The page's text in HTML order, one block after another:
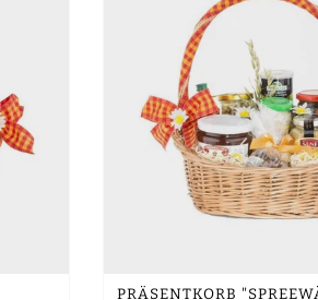
PRÄSENTKORB